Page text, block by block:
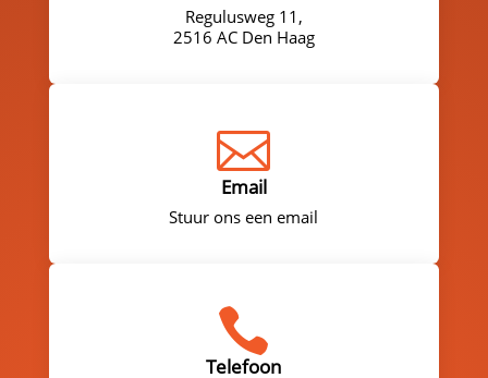
Regulusweg 11,
2516 AC Den Haag

Email
Stuur ons een email

Telefoon